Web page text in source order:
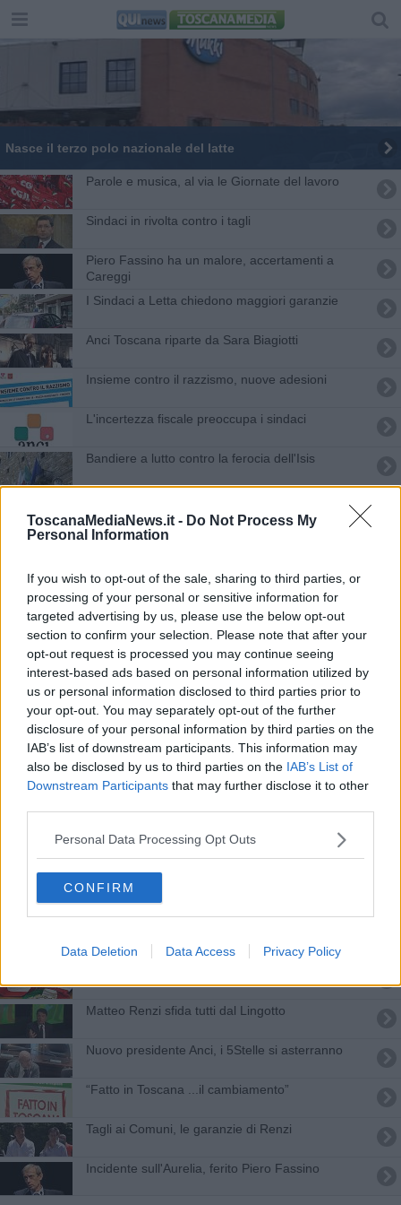
ToscanaMediaNews.it - Do Not Process My
Personal Information
If you wish to opt-out of the sale, sharing to third parties, or
processing of your personal or sensitive information for
targeted advertising by us, please use the below opt-out
section to confirm your selection. Please note that after your
opt-out request is processed you may continue seeing
interest-based ads based on personal information utilized by
us or personal information disclosed to third parties prior to
your opt-out. You may separately opt-out of the further
disclosure of your personal information by third parties on the
IAB’s list of downstream participants. This information may
also be disclosed by us to third parties on the IAB’s List of
Downstream Participants that may further disclose it to other
Personal Data Processing Opt Outs
CONFIRM
Data Deletion Data Access Privacy Policy
Nasce il terzo polo nazionale del latte
Parole e musica, al via le Giornate del lavoro
Sindaci in rivolta contro i tagli
Piero Fassino ha un malore, accertamenti a
Careggi
I Sindaci a Letta chiedono maggiori garanzie
Anci Toscana riparte da Sara Biagiotti
Insieme contro il razzismo, nuove adesioni
L'incertezza fiscale preoccupa i sindaci
Bandiere a lutto contro la ferocia dell'Isis
Chi è il tiratore di letame
Cinque anni di eventi per la capitale che fu
Mezzo governo a Firenze per la Festa dell'Unità
Renzi al Lingotto: "Nessuno può distruggerci"
Fassino a Montelupo difende Luca Lotti
Nardella sindaco più amato d'Italia
Anci Toscana, tutto pronto per il congresso
Città metropolitane: "Niente tagli in finanziaria"
Prefetto a muso duro: "Sulle nozze gay decido io"
Proroga della Tasi al 16 ottobre
Matteo Renzi sfida tutti dal Lingotto
Nuovo presidente Anci, i 5Stelle si asterranno
“Fatto in Toscana ...il cambiamento”
Tagli ai Comuni, le garanzie di Renzi
Incidente sull'Aurelia, ferito Piero Fassino